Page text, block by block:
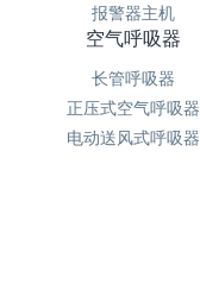
报警器主机
空气呼吸器
长管呼吸器
正压式空气呼吸器
电动送风式呼吸器